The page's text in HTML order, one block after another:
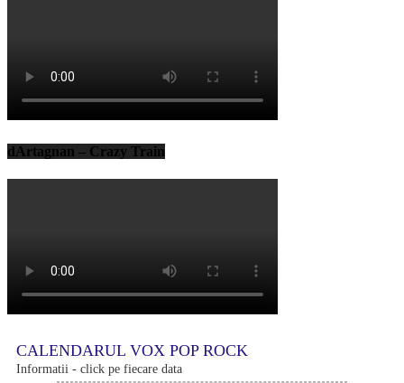
dArtagnan – Crazy Train
CALENDARUL VOX POP ROCK
Informatii - click pe fiecare data